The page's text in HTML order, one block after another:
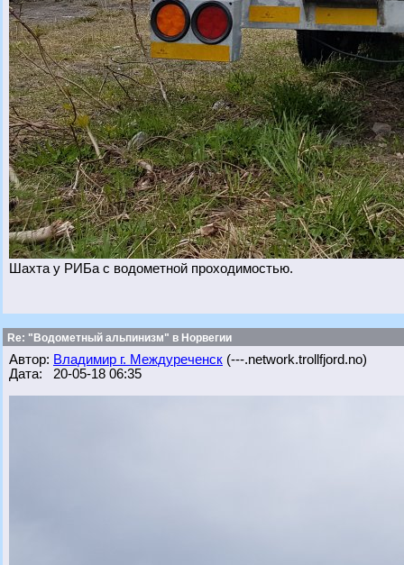
Шахта у РИБа с водометной проходимостью.
Re: "Водометный альпинизм" в Норвегии
Автор: Владимир г. Междуреченск (---.network.trollfjord.no)
Дата: 20-05-18 06:35